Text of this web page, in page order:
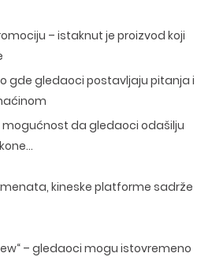
– istaknut je proizvod koji
gde gledaoci postavljaju pitanja i
mogućnost da gledaoci odašilju
kineske platforme sadrže
“ – gledaoci mogu istovremeno